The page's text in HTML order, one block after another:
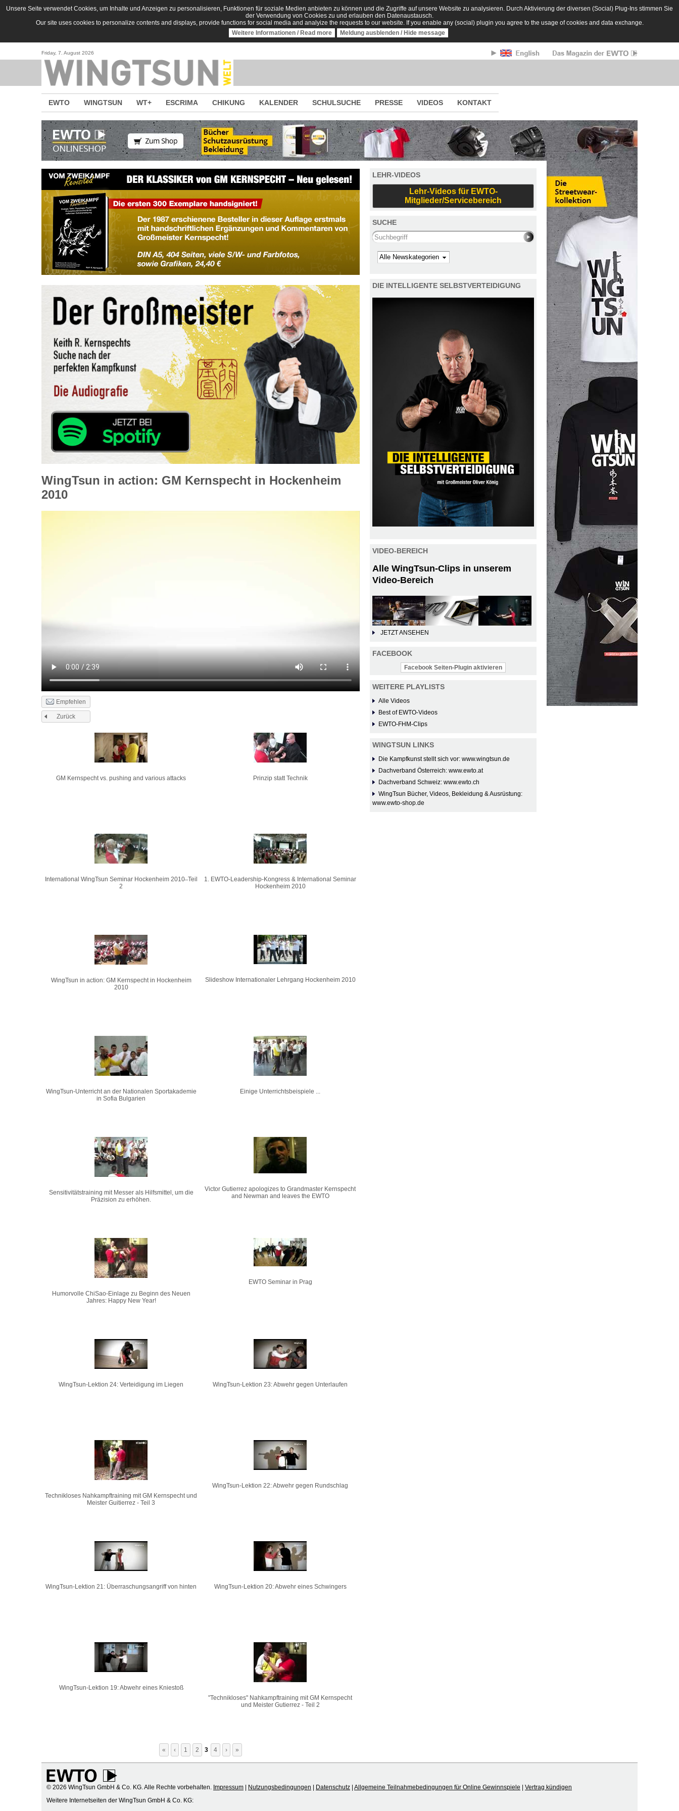
Direkt zum Inhalt
Unsere Seite verwendet Cookies, um Inhalte und Anzeigen zu personalisieren, Funktionen für soziale Medien anbieten zu können und die Zugriffe auf unsere Website zu analysieren. Durch Aktivierung der diversen (Social) Plug-Ins stimmen Sie
der Verwendung von Cookies zu und erlauben den Datenaustausch.
Our site uses cookies to personalize contents and displays, provide functions for social media and analyize the requests to our website. If you enable any (social) plugin you agree to the usage of cookies and data exchange.
Weitere Informationen / Read more
Meldung ausblenden / Hide message
Friday, 7. August 2026
EWTO WINGTSUN WT+ ESCRIMA CHIKUNG KALENDER SCHULSUCHE PRESSE VIDEOS KONTAKT
WingTsun in action: GM Kernspecht in Hockenheim
2010
Empfehlen
Zurück
GM Kernspecht vs. pushing and various attacks Prinzip statt Technik
International WingTsun Seminar Hockenheim 2010 ̶ Teil
2
1. EWTO-Leadership-Kongress & International Seminar
Hockenheim 2010
WingTsun in action: GM Kernspecht in Hockenheim
2010
Slideshow Internationaler Lehrgang Hockenheim 2010
WingTsun-Unterricht an der Nationalen Sportakademie
in Sofia Bulgarien
Einige Unterrichtsbeispiele ...
Sensitivitätstraining mit Messer als Hilfsmittel, um die
Präzision zu erhöhen.
Victor Gutierrez apologizes to Grandmaster Kernspecht
and Newman and leaves the EWTO
Humorvolle ChiSao-Einlage zu Beginn des Neuen
Jahres: Happy New Year!
EWTO Seminar in Prag
WingTsun-Lektion 24: Verteidigung im Liegen WingTsun-Lektion 23: Abwehr gegen Unterlaufen
Technikloses Nahkampftraining mit GM Kernspecht und
Meister Guitierrez - Teil 3
WingTsun-Lektion 22: Abwehr gegen Rundschlag
WingTsun-Lektion 21: Überraschungsangriff von hinten WingTsun-Lektion 20: Abwehr eines Schwingers
WingTsun-Lektion 19: Abwehr eines Kniestoß
"Technikloses" Nahkampftraining mit GM Kernspecht
und Meister Gutierrez - Teil 2
« ‹ 1 2 3 4 › »
LEHR-VIDEOS
Lehr-Videos für EWTO-
Mitglieder/Servicebereich
SUCHE
Search this site
Kategorie
DIE INTELLIGENTE SELBSTVERTEIDIGUNG
VIDEO-BEREICH
Alle WingTsun-Clips in unserem
Video-Bereich
JETZT ANSEHEN
FACEBOOK
Facebook Seiten-Plugin aktivieren
WEITERE PLAYLISTS
Alle Videos
Best of EWTO-Videos
EWTO-FHM-Clips
WINGTSUN LINKS
Die Kampfkunst stellt sich vor: www.wingtsun.de
Dachverband Österreich: www.ewto.at
Dachverband Schweiz: www.ewto.ch
WingTsun Bücher, Videos, Bekleidung & Ausrüstung:
www.ewto-shop.de
© 2026 WingTsun GmbH & Co. KG. Alle Rechte vorbehalten. Impressum Nutzungsbedingungen Datenschutz Allgemeine Teilnahmebedingungen für Online Gewinnspiele
Vertrag kündigen
Weitere Internetseiten der WingTsun GmbH & Co. KG: